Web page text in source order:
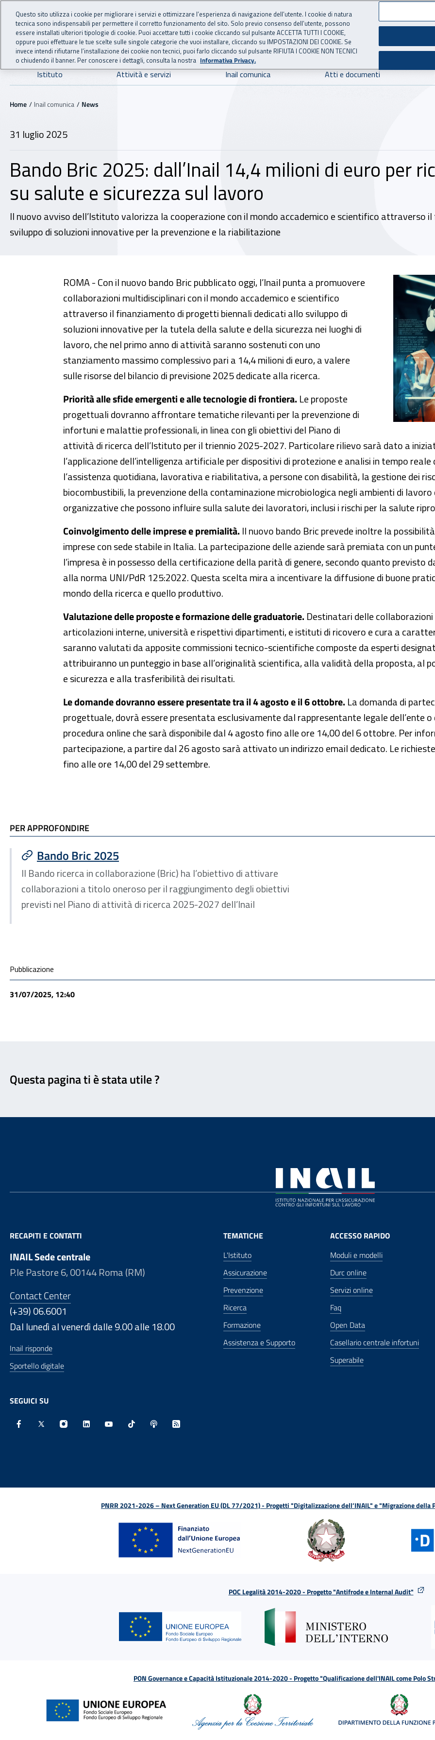
Vai al menu principale
Vai al contenuto principale
INAIL - Istituto Nazionale per l'Assicurazione
Navigazione principale
Istituto Attività e servizi Inail comunica Atti e documenti
Navigazione - Ti trovi in:
Home Inail comunica News
31 luglio 2025
Bando Bric 2025: dall’Inail 14,4 milioni di euro per
su salute e sicurezza sul lavoro
Il nuovo avviso dell’Istituto valorizza la cooperazione con il mondo accademico e scientifico attraverso
sviluppo di soluzioni innovative per la prevenzione e la riabilitazione
Bando Bric 2025: dall’Inail 14,4 milioni di euro per ricerche in
ROMA - Con il nuovo bando Bric pubblicato oggi, l’Inail punta a promuovere
collaborazioni multidisciplinari con il mondo accademico e scientifico
attraverso il finanziamento di progetti biennali dedicati allo sviluppo di
soluzioni innovative per la tutela della salute e della sicurezza nei luoghi di
lavoro, che nel primo anno di attività saranno sostenuti con uno
stanziamento massimo complessivo pari a 14,4 milioni di euro, a valere
sulle risorse del bilancio di previsione 2025 dedicate alla ricerca.
Priorità alle sfide emergenti e alle tecnologie di frontiera. Le proposte
progettuali dovranno affrontare tematiche rilevanti per la prevenzione di
infortuni e malattie professionali, in linea con gli obiettivi del Piano di
attività di ricerca dell’Istituto per il triennio 2025-2027. Particolare rilievo sarà dato a
l’applicazione dell’intelligenza artificiale per dispositivi di protezione e analisi in tempo
l’assistenza quotidiana, lavorativa e riabilitativa, a persone con disabilità, la gestione dei
biocombustibili, la prevenzione della contaminazione microbiologica negli ambienti di
organizzative che possono influire sulla salute dei lavoratori, inclusi i rischi per la salute
Coinvolgimento delle imprese e premialità. Il nuovo bando Bric prevede inoltre la
imprese con sede stabile in Italia. La partecipazione delle aziende sarà premiata con un
l’impresa è in possesso della certificazione della parità di genere, secondo quanto
alla norma UNI/PdR 125:2022. Questa scelta mira a incentivare la diffusione di buone
mondo della ricerca e quello produttivo.
Valutazione delle proposte e formazione delle graduatorie. Destinatari delle
articolazioni interne, università e rispettivi dipartimenti, e istituti di ricovero e cura a
saranno valutati da apposite commissioni tecnico-scientifiche composte da esperti
attribuiranno un punteggio in base all’originalità scientifica, alla validità della proposta, al
e sicurezza e alla trasferibilità dei risultati.
Le domande dovranno essere presentate tra il 4 agosto e il 6 ottobre. La domanda di
progettuale, dovrà essere presentata esclusivamente dal rappresentante legale dell’ente
procedura online che sarà disponibile dal 4 agosto fino alle ore 14,00 del 6 ottobre. Per
partecipazione, a partire dal 26 agosto sarà attivato un indirizzo email dedicato. Le
fino alle ore 14,00 del 29 settembre.
TI POTREBBE INTERESSARE
PER APPROFONDIRE
Bando Bric 2025
Il Bando ricerca in collaborazione (Bric) ha l’obiettivo di attivare
collaborazioni a titolo oneroso per il raggiungimento degli obiettivi
previsti nel Piano di attività di ricerca 2025-2027 dell’Inail
Condivisione social
Pubblicazione
31/07/2025, 12:40
Questa pagina ti è stata utile ?
RECAPITI E CONTATTI
INAIL Sede centrale
P.le Pastore 6, 00144 Roma (RM)
Contact Center
(+39) 06.6001
Dal lunedì al venerdì dalle 9.00 alle 18.00
Inail risponde
Sportello digitale
SEGUICI SU
TEMATICHE
L'Istituto
Assicurazione
Prevenzione
Ricerca
Formazione
Assistenza e Supporto
ACCESSO RAPIDO
Moduli e modelli
Durc online
Servizi online
Faq
Open Data
Casellario centrale infortuni
Superabile
PNRR 2021-2026 – Next Generation EU (DL 77/2021) - Progetti "Digitalizzazione dell’INAIL" e "Migrazione della
POC Legalità 2014-2020 - Progetto "Antifrode e Internal Audit"
PON Governance e Capacità Istituzionale 2014-2020 - Progetto "Qualificazione dell'INAIL come Polo
Questo sito utilizza i cookie per migliorare i servizi e ottimizzare l’esperienza di navigazione dell’utente. I cookie di natura
tecnica sono indispensabili per permettere il corretto funzionamento del sito. Solo previo consenso dell’utente, possono
essere installati ulteriori tipologie di cookie. Puoi accettare tutti i cookie cliccando sul pulsante ACCETTA TUTTI I COOKIE,
oppure puoi effettuare le tue scelte sulle singole categorie che vuoi installare, cliccando su IMPOSTAZIONI DEI COOKIE. Se
invece intendi rifiutarne l’installazione dei cookie non tecnici, puoi farlo cliccando sul pulsante RIFIUTA I COOKIE NON TECNICI
o chiudendo il banner. Per conoscere i dettagli, consulta la nostra Informativa Privacy.